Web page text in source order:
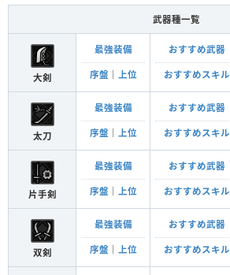
武器種一覧
大剣
最強装備
序盤 上位
おすすめ武器
おすすめスキル
太刀
最強装備
序盤 上位
おすすめ武器
おすすめスキル
片手剣
最強装備
序盤 上位
おすすめ武器
おすすめスキル
双剣
最強装備
序盤 上位
おすすめ武器
おすすめスキル